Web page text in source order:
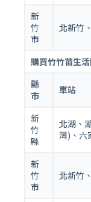
新
竹
市
北新竹
購買竹竹苗生
縣
市
車站
新
竹
縣
北湖、
灣)、六
新
竹
市
北新竹